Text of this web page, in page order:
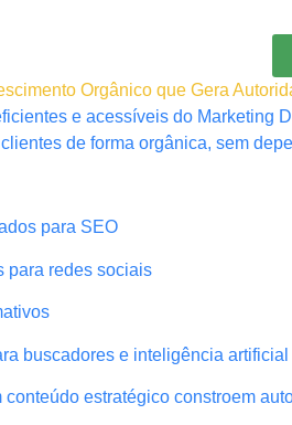
Orgânico que Gera
e acessíveis do Marketing
de forma orgânica, sem
para SEO
para redes sociais
buscadores e inteligência artificial
conteúdo estratégico constroem